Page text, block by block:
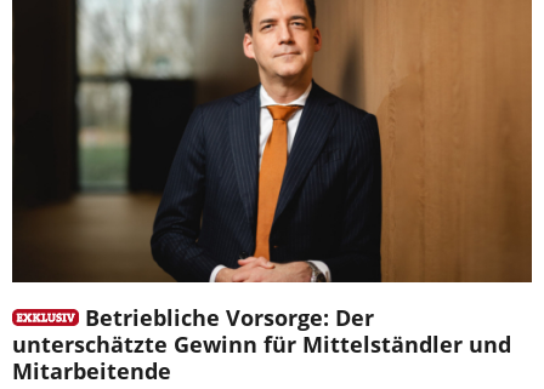
Betriebliche Vorsorge: Der
unterschätzte Gewinn für Mittelständler und
Mitarbeitende